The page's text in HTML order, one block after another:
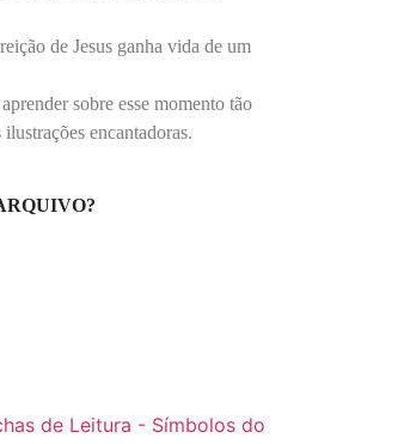
de Jesus ganha vida de um
sobre esse momento tão
encantadoras.